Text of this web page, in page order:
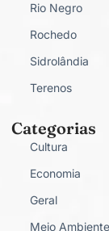
Rio Negro
Rochedo
Sidrolândia
Terenos
Categorias
Cultura
Economia
Geral
Meio Ambiente